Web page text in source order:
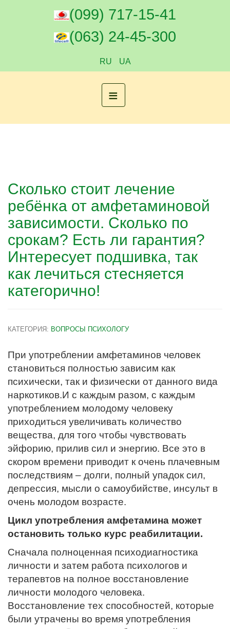
(099) 717-15-41
(063) 24-45-300
RU UA
≡
Сколько стоит лечение
ребёнка от амфетаминовой
зависимости. Сколько по
срокам? Есть ли гарантия?
Интересует подшивка, так
как лечиться стесняется
категорично!
КАТЕГОРИЯ: ВОПРОСЫ ПСИХОЛОГУ
При употреблении амфетаминов человек
становиться полностью зависим как
психически, так и физически от данного вида
наркотиков.И с каждым разом, с каждым
употреблением молодому человеку
приходиться увеличивать количество
вещества, для того чтобы чувствовать
эйфорию, прилив сил и энергию. Все это в
скором времени приводит к очень плачевным
последствиям – долги, полный упадок сил,
депрессия, мысли о самоубийстве, инсульт в
очень молодом возрасте.
Цикл употребления амфетамина может
остановить только курс реабилитации.
Сначала полноценная психодиагностика
личности и затем работа психологов и
терапевтов на полное восстановление
личности молодого человека.
Восстановление тех способностей, которые
были утрачены во время употребления